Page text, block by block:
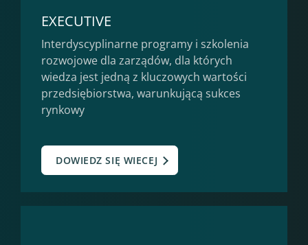
EXECUTIVE
Interdyscyplinarne programy i szkolenia
rozwojowe dla zarządów, dla których
wiedza jest jedną z kluczowych wartości
przedsiębiorstwa, warunkującą sukces
rynkowy
DOWIEDZ SIĘ WIECEJ